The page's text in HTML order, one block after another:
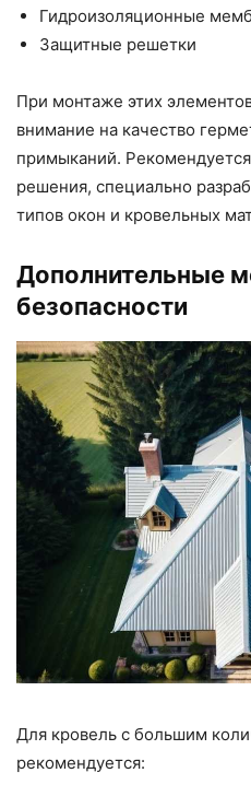
Гидроизоляционные
Защитные решетки
При монтаже этих
внимание на качество
примыканий. Рекомендуется
решения, специально
типов окон и кровельных
Дополнительные
безопасности
Для кровель с большим
рекомендуется: